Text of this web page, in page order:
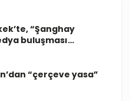
“Şanghay
buluşması…
“çerçeve yasa”